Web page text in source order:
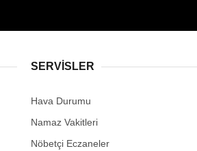
SERVİSLER
Hava Durumu
Namaz Vakitleri
Nöbetçi Eczaneler